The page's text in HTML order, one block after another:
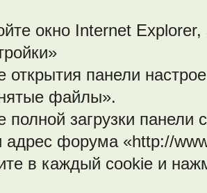
окно Internet
открытия панели
файлы».
полной загрузки
адрес форума «http://
в каждый cookie и